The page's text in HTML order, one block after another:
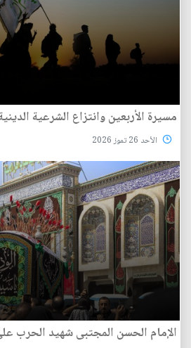
مسيرة الأربعين وانتزاع الشرعية
الأحد 26 تموز 2026
الإمام الحسن المجتبى شهيد الحرب